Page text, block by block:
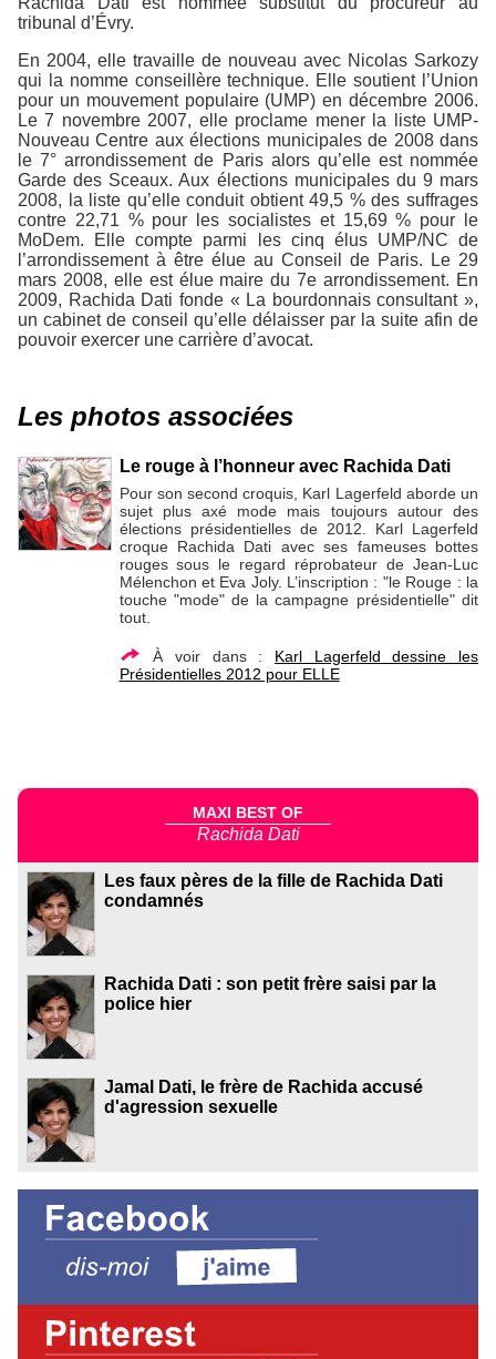
tribunal d’Évry.
En 2004, elle travaille de nouveau avec Nicolas Sarkozy
qui la nomme conseillère technique. Elle soutient l’Union
pour un mouvement populaire (UMP) en décembre 2006.
Le 7 novembre 2007, elle proclame mener la liste UMP-
Nouveau Centre aux élections municipales de 2008 dans
le 7° arrondissement de Paris alors qu’elle est nommée
Garde des Sceaux. Aux élections municipales du 9 mars
2008, la liste qu’elle conduit obtient 49,5 % des suffrages
contre 22,71 % pour les socialistes et 15,69 % pour le
MoDem. Elle compte parmi les cinq élus UMP/NC de
l’arrondissement à être élue au Conseil de Paris. Le 29
mars 2008, elle est élue maire du 7e arrondissement. En
2009, Rachida Dati fonde « La bourdonnais consultant »,
un cabinet de conseil qu’elle délaisser par la suite afin de
pouvoir exercer une carrière d’avocat.
Les photos associées
Le rouge à l’honneur avec Rachida Dati
Pour son second croquis, Karl Lagerfeld aborde un
sujet plus axé mode mais toujours autour des
élections présidentielles de 2012. Karl Lagerfeld
croque Rachida Dati avec ses fameuses bottes
rouges sous le regard réprobateur de Jean-Luc
Mélenchon et Eva Joly. L’inscription : "le Rouge : la
touche "mode" de la campagne présidentielle" dit
tout.
À voir dans : Karl Lagerfeld dessine les
Présidentielles 2012 pour ELLE
MAXI BEST OF
Rachida Dati
Les faux pères de la fille de Rachida Dati
condamnés
Rachida Dati : son petit frère saisi par la
police hier
Jamal Dati, le frère de Rachida accusé
d'agression sexuelle